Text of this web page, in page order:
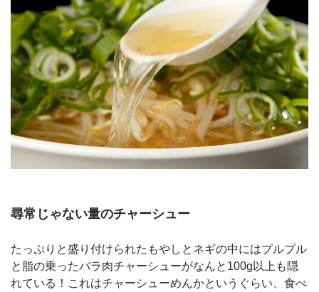
尋常じゃない量のチャーシュー
たっぷりと盛り付けられたもやしとネギの中にはプルプル
と脂の乗ったバラ肉チャーシューがなんと100g以上も隠
れている！これはチャーシューめんかというぐらい、食べ